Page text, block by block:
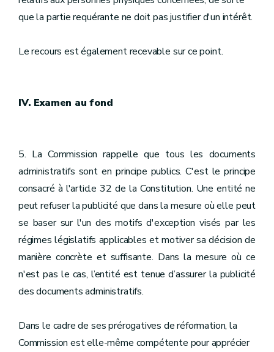
que la partie requérante ne doit pas justifier d'un intérêt.
Le recours est également recevable sur ce point.
IV. Examen au fond
5. La Commission rappelle que tous les documents
administratifs sont en principe publics. C'est le principe
consacré à l'article 32 de la Constitution. Une entité ne
peut refuser la publicité que dans la mesure où elle peut
se baser sur l'un des motifs d'exception visés par les
régimes législatifs applicables et motiver sa décision de
manière concrète et suffisante. Dans la mesure où ce
n'est pas le cas, l’entité est tenue d’assurer la publicité
des documents administratifs.
Dans le cadre de ses prérogatives de réformation, la
Commission est elle-même compétente pour apprécier